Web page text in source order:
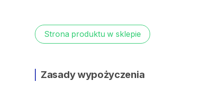
Strona produktu w sklepie
Zasady wypożyczenia